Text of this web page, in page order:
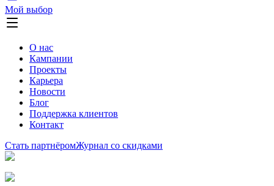
Мой выбор
О нас
Кампании
Проекты
Карьера
Новости
Блог
Поддержка клиентов
Контакт
Стать партнёромЖурнал со скидками